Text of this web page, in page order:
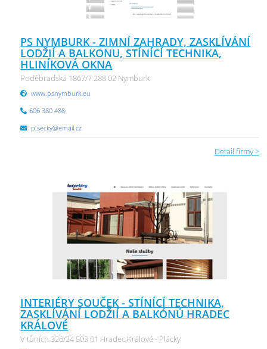
PS NYMBURK - ZIMNÍ ZAHRADY, ZASKLÍVÁNÍ
LODŽIÍ A BALKONU, STÍNÍCÍ TECHNIKA,
HLINÍKOVÁ OKNA
Poděbradská 1867/7 288 02 Nymburk
www.psnymburk.eu
606 380 488
p.secky@email.cz
Detail firmy >
INTERIÉRY SOUČEK - STÍNÍCÍ TECHNIKA,
ZASKLÍVÁNÍ LODŽIÍ A BALKÓNŮ HRADEC
KRÁLOVÉ
V tůních 326/24 503 01 Hradec Králové - Plácky